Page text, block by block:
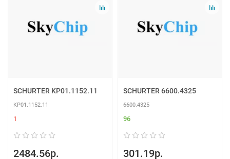
SCHURTER KP01.1152.11
KP01.1152.11
1
2484.56р.
SCHURTER 6600.4325
6600.4325
96
301.19р.